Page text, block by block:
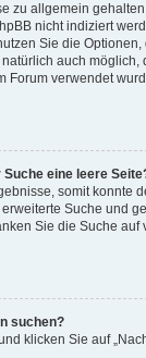
zu allgemein
nicht indiziert
Sie die
auch möglich,
Forum verwendet
eine leere
somit konnte
Suche und
Sie die Suche auf
suchen?
klicken Sie auf